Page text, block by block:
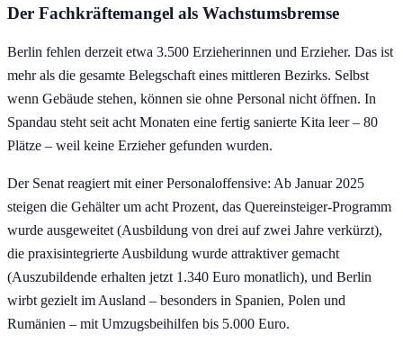
Der Fachkräftemangel als Wachstumsbremse
Berlin fehlen derzeit etwa 3.500 Erzieherinnen und Erzieher. Das ist
mehr als die gesamte Belegschaft eines mittleren Bezirks. Selbst
wenn Gebäude stehen, können sie ohne Personal nicht öffnen. In
Spandau steht seit acht Monaten eine fertig sanierte Kita leer – 80
Plätze – weil keine Erzieher gefunden wurden.
Der Senat reagiert mit einer Personaloffensive: Ab Januar 2025
steigen die Gehälter um acht Prozent, das Quereinsteiger-Programm
wurde ausgeweitet (Ausbildung von drei auf zwei Jahre verkürzt),
die praxisintegrierte Ausbildung wurde attraktiver gemacht
(Auszubildende erhalten jetzt 1.340 Euro monatlich), und Berlin
wirbt gezielt im Ausland – besonders in Spanien, Polen und
Rumänien – mit Umzugsbeihilfen bis 5.000 Euro.